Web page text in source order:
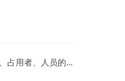
在Pathfinder软件中车辆、占用者、人员的设置